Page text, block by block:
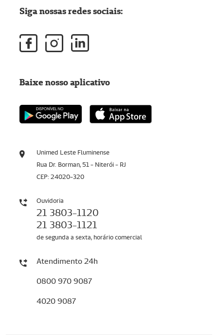
Unimed Leste Fluminense
Rua Dr. Borman, 51 - Niterói - RJ
CEP: 24020-320
Ouvidoria
21 3803-1120
21 3803-1121
de segunda a sexta, horário comercial
Atendimento 24h
0800 970 9087
4020 9087
Siga nossas redes sociais:
Baixe nosso aplicativo